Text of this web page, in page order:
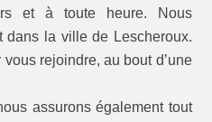
et à toute heure. Nous
dans la ville de Lescheroux.
rejoindre, au bout d’une
assurons également tout